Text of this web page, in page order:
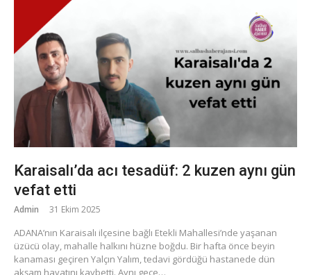
Karaisalı’da acı tesadüf: 2 kuzen aynı gün
vefat etti
Admin 31 Ekim 2025
ADANA’nın Karaisalı ilçesine bağlı Etekli Mahallesi’nde yaşanan
üzücü olay, mahalle halkını hüzne boğdu. Bir hafta önce beyin
kanaması geçiren Yalçın Yalım, tedavi gördüğü hastanede dün